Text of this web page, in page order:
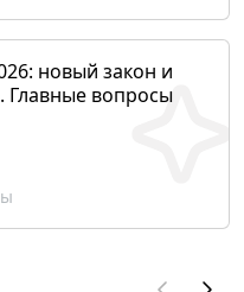
новый закон и
Главные вопросы